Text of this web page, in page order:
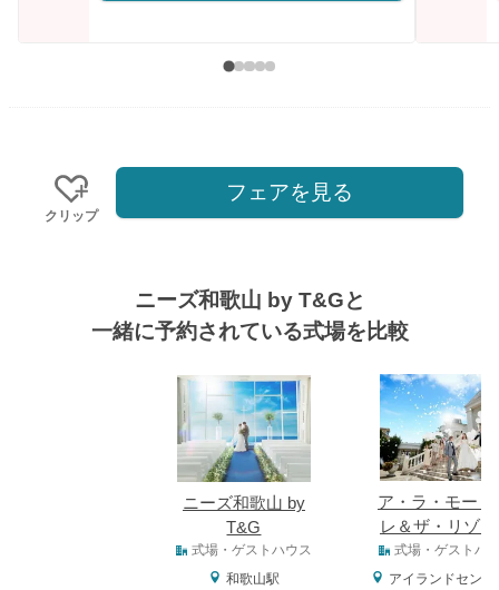
クリップ
フェアを見る
ニーズ和歌山 by T&Gと
一緒に予約されている式場を比較
ニーズ和歌山 by
T&G
ア・ラ・モード
レ＆ザ・リゾ
式場・ゲストハウス 式場・ゲストハ
和歌山駅
アイランドセンタ